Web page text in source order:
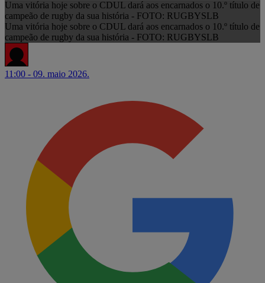
Uma vitória hoje sobre o CDUL dará aos encarnados o 10.º título de
campeão de rugby da sua história - FOTO: RUGBYSLB
Uma vitória hoje sobre o CDUL dará aos encarnados o 10.º título de
campeão de rugby da sua história - FOTO: RUGBYSLB
11:00 - 09. maio 2026.